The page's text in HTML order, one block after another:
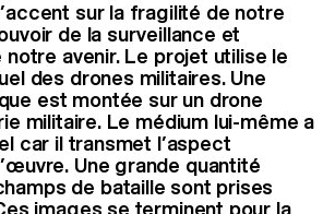
sur la fragilité de notre
de la surveillance et
notre avenir. Le projet utilise le
des drones militaires. Une
est montée sur un drone
militaire. Le médium lui-même a
car il transmet l’aspect
Une grande quantité
de bataille sont prises
images se terminent pour la